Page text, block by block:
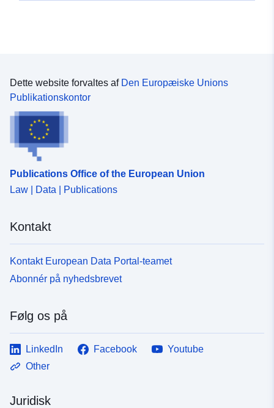
Dette website forvaltes af Den Europæiske Unions
Publikationskontor
Publications Office of the European Union
Law | Data | Publications
Kontakt
Kontakt European Data Portal-teamet
Abonnér på nyhedsbrevet
Følg os på
LinkedIn Facebook
Youtube
Other
Juridisk